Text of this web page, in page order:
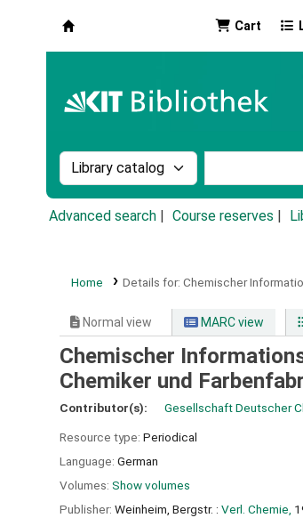
Cart
Search the catalog by:
Advanced search Course reserves
Home Details for: Chemischer
Normal view MARC view
Chemischer
Chemiker und
Contributor(s): Gesellschaft Deutscher
Resource type: Periodical
Language: German
Volumes: Show volumes
Publisher: Weinheim, Bergstr. : Verl. Chemie,